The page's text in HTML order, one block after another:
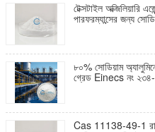
টেক্সটাইল
পারফরম্যান্সের জন্য
৮০% সোডিয়াম
গ্রেড Einecs নং
Cas 11138-49-1